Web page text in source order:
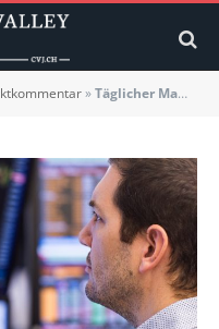
»Täglicher Marktkommentar vom 12.11.2019